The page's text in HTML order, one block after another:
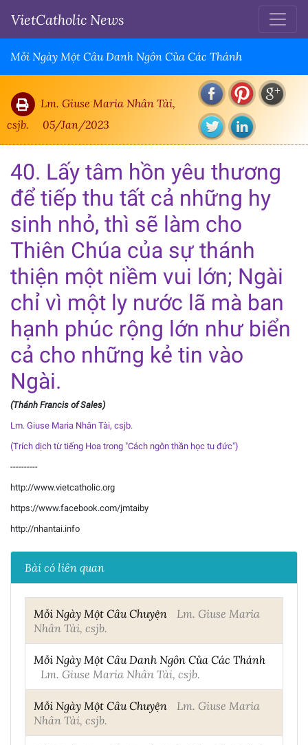
VietCatholic News
Mỗi Ngày Một Câu Danh Ngôn Của Các Thánh
Lm. Giuse Maria Nhân Tài,
csjb.
05/Jan/2023
40. Lấy tâm hồn yêu thương
để tiếp thu tất cả những hy
sinh nhỏ, thì sẽ làm cho
Thiên Chúa của sự thánh
thiện một niềm vui lớn; Ngài
chỉ vì một ly nước lã mà ban
hạnh phúc rộng lớn như biển
cả cho những kẻ tin vào
Ngài.
(Thánh Francis of Sales)
Lm. Giuse Maria Nhân Tài, csjb.
(Trích dịch từ tiếng Hoa trong "Cách ngôn thần học tu đức")
----------
http://www.vietcatholic.org
https://www.facebook.com/jmtaiby
http://nhantai.info
Bài có liên quan
Mỗi Ngày Một Câu Chuyện
Lm. Giuse Maria
Nhân Tài, csjb.
Mỗi Ngày Một Câu Danh Ngôn Của Các Thánh
Lm. Giuse Maria Nhân Tài, csjb.
Mỗi Ngày Một Câu Chuyện
Lm. Giuse Maria
Nhân Tài, csjb.